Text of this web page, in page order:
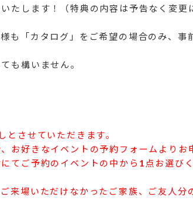
たします！（特典の内容は予告なく変更
も「カタログ」をご希望の場合のみ、
も構いません。
とさせていただきます。
お好きなイベントの予約フォームよりお
てご予約のイベントの中から1点お選び
来場いただけなかったご家族、ご友人